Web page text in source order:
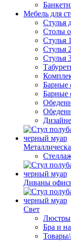
Мебель для
Стулья
Столы
Стулья 1
Стулья 2
Стулья
Барные
Барные
Диваны
Свет
Люстры
Бра и